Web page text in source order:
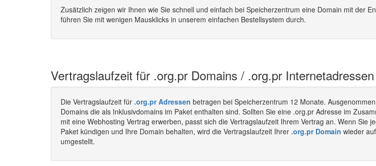
Zusätzlich zeigen wir Ihnen wie Sie schnell und einfach bei Speicherzentrum eine Domain mit der
führen Sie mit wenigen Mausklicks in unserem einfachen Bestellsystem durch.
Vertragslaufzeit für .org.pr Domains / .org.pr Internetadressen
Die Vertragslaufzeit für .org.pr Adressen betragen bei Speicherzentrum 12 Monate.
Domains die als Inklusivdomains im Paket enthalten sind. Sollten Sie eine .org.pr Adresse im
mit eine Webhosting Vertrag erwerben, passt sich die Vertragslaufzeit Ihrem Vertrag an. Wenn Sie
Paket kündigen und Ihre Domain behalten, wird die Vertragslaufzeit Ihrer .org.pr Domain wieder
umgestellt.